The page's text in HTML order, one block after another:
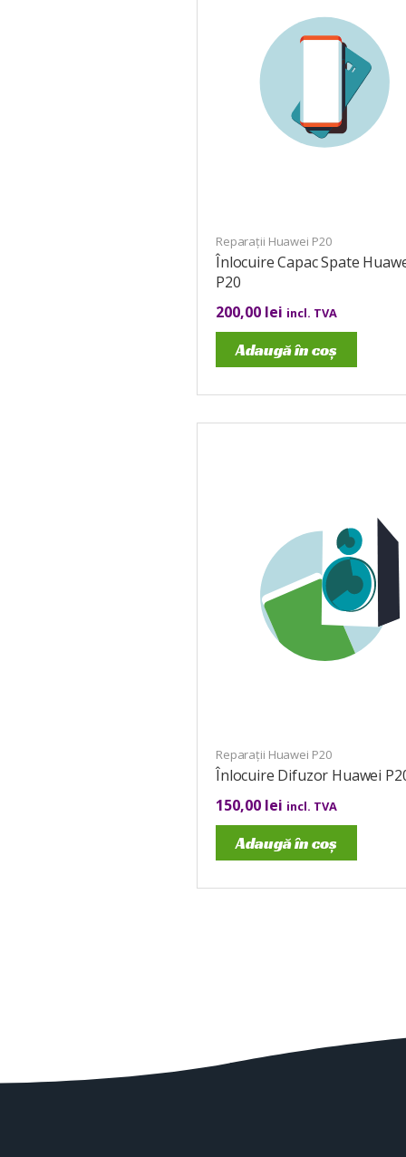
Reparații Huawei P20
Înlocuire Capac Spate
P20
200,00 lei incl. TVA
Adaugă în coș
Reparații Huawei P20
Înlocuire Difuzor Huawei
150,00 lei incl. TVA
Adaugă în coș